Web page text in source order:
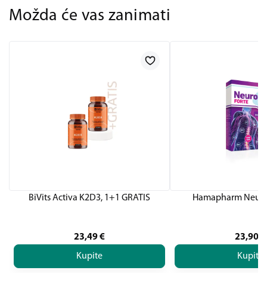
Možda će vas zanimati
BiVits Activa K2D3, 1+1 GRATIS
23,49€
Kupite
Hamapharm
23,90
Kupite